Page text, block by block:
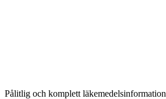
Pålitlig och komplett läkemedelsinformation